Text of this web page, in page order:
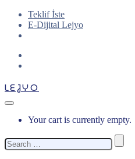
Teklif İste
E-Dijital Lejyo
LEJYO
Your cart is currently empty.
Search
for: